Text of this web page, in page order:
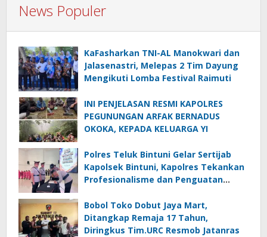
News Populer
KaFasharkan TNI-AL Manokwari dan
Jalasenastri, Melepas 2 Tim Dayung
Mengikuti Lomba Festival Raimuti
INI PENJELASAN RESMI KAPOLRES
PEGUNUNGAN ARFAK BERNADUS
OKOKA, KEPADA KELUARGA YI
Polres Teluk Bintuni Gelar Sertijab
Kapolsek Bintuni, Kapolres Tekankan
Profesionalisme dan Penguatan
Bobol Toko Dobut Jaya Mart,
Ditangkap Remaja 17 Tahun,
Diringkus Tim.URC Resmob Jatanras